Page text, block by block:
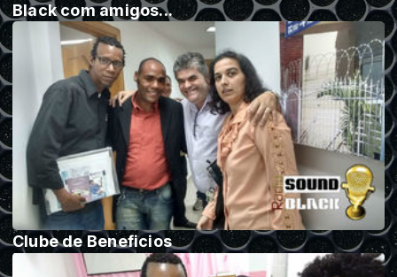
Black com amigos...
Clube de Beneficios